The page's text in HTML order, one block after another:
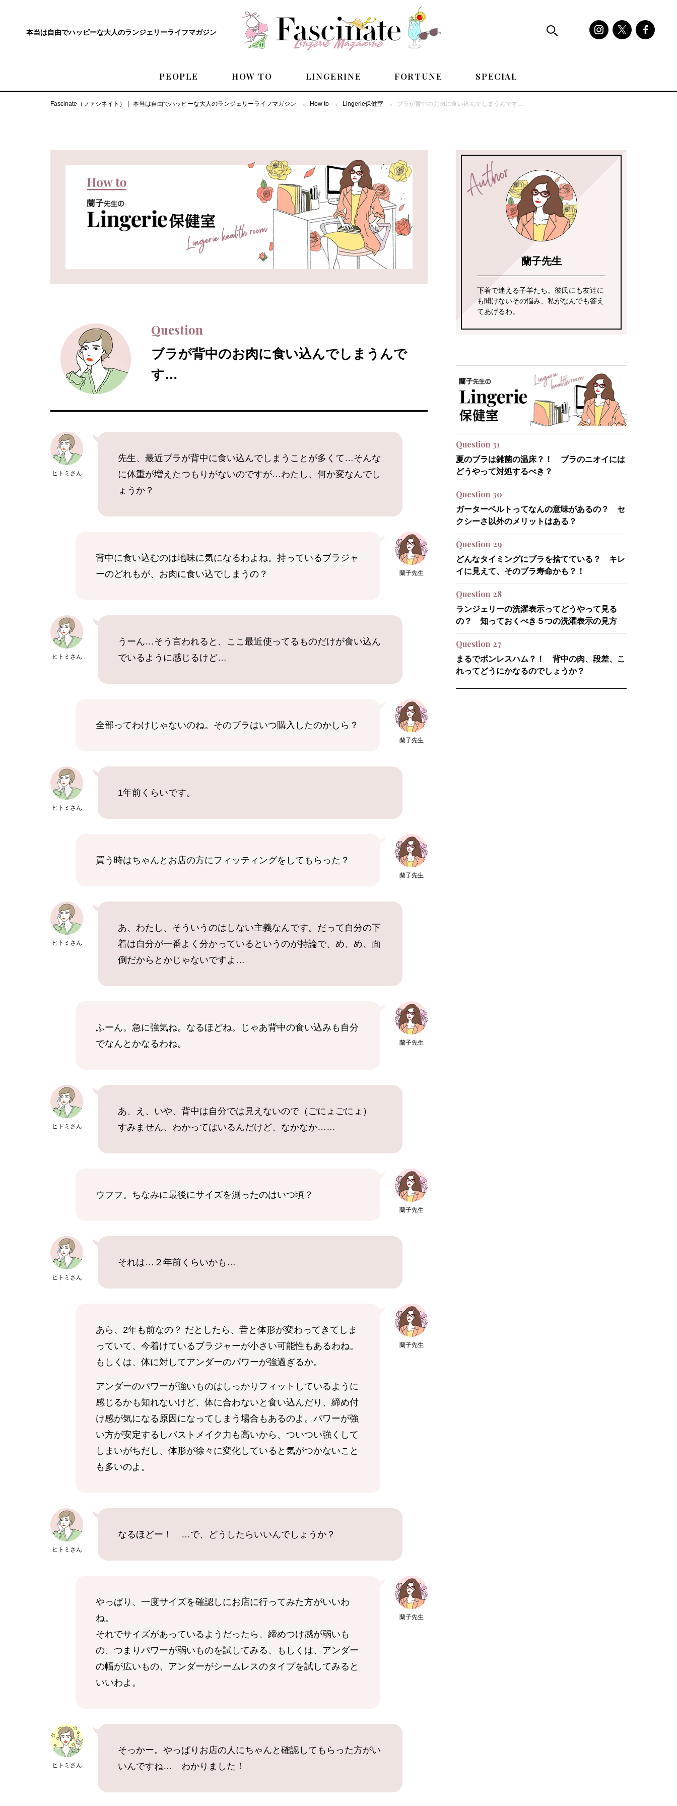
PEOPLE HOW TO LINGERINE FORTUNE SPECIAL
本当は自由でハッピーな大人のランジェリーライフマガジン
PEOPLE
HOW TO
LINGERINE
FORTUNE
SPECIAL
Fascinate（ファシネイト）｜ 本当は自由でハッピーな大人のランジェリーライフマガジン How to Lingerie保健室 ブラが背中のお肉に食い込んでしまうんです…
Question
ブラが背中のお肉に食い込んでしまうんで
す…
ヒトミさん
先生、最近ブラが背中に食い込んでしまうことが多くて…そんな
に体重が増えたつもりがないのですが…わたし、何か変なんでし
ょうか？
蘭子先生
背中に食い込むのは地味に気になるわよね。持っているブラジャ
ーのどれもが、お肉に食い込でしまうの？
ヒトミさん
うーん…そう言われると、ここ最近使ってるものだけが食い込ん
でいるように感じるけど…
蘭子先生
全部ってわけじゃないのね。そのブラはいつ購入したのかしら？
ヒトミさん
1年前くらいです。
蘭子先生
買う時はちゃんとお店の方にフィッティングをしてもらった？
ヒトミさん
あ、わたし、そういうのはしない主義なんです。だって自分の下
着は自分が一番よく分かっているというのが持論で、め、め、面
倒だからとかじゃないですよ…
蘭子先生
ふーん。急に強気ね。なるほどね。じゃあ背中の食い込みも自分
でなんとかなるわね。
ヒトミさん
あ、え、いや、背中は自分では見えないので（ごにょごにょ）
すみません、わかってはいるんだけど、なかなか……
蘭子先生
ウフフ。ちなみに最後にサイズを測ったのはいつ頃？
ヒトミさん
それは…２年前くらいかも…
蘭子先生
あら、2年も前なの？ だとしたら、昔と体形が変わってきてしま
っていて、今着けているブラジャーが小さい可能性もあるわね。
もしくは、体に対してアンダーのパワーが強過ぎるか。
アンダーのパワーが強いものはしっかりフィットしているように
感じるかも知れないけど、体に合わないと食い込んだり、締め付
け感が気になる原因になってしまう場合もあるのよ。パワーが強
い方が安定するしバストメイク力も高いから、ついつい強くして
しまいがちだし、体形が徐々に変化していると気がつかないこと
も多いのよ。
ヒトミさん
なるほどー！ …で、どうしたらいいんでしょうか？
蘭子先生
やっぱり、一度サイズを確認しにお店に行ってみた方がいいわ
ね。
それでサイズがあっているようだったら、締めつけ感が弱いも
の、つまりパワーが弱いものを試してみる、もしくは、アンダー
の幅が広いもの、アンダーがシームレスのタイプを試してみると
いいわよ。
ヒトミさん
そっかー。やっぱりお店の人にちゃんと確認してもらった方がい
いんですね… わかりました！
蘭子先生
下着で迷える子羊たち。彼氏にも友達に
も聞けないその悩み、私がなんでも答え
てあげるわ。
Question 31
夏のブラは雑菌の温床？！ ブラのニオイには
どうやって対処するべき？
Question 30
ガーターベルトってなんの意味があるの？ セ
クシーさ以外のメリットはある？
Question 29
どんなタイミングにブラを捨てている？ キレ
イに見えて、そのブラ寿命かも？！
Question 28
ランジェリーの洗濯表示ってどうやって見る
の？ 知っておくべき５つの洗濯表示の見方
Question 27
まるでボンレスハム？！ 背中の肉、段差、こ
れってどうにかなるのでしょうか？